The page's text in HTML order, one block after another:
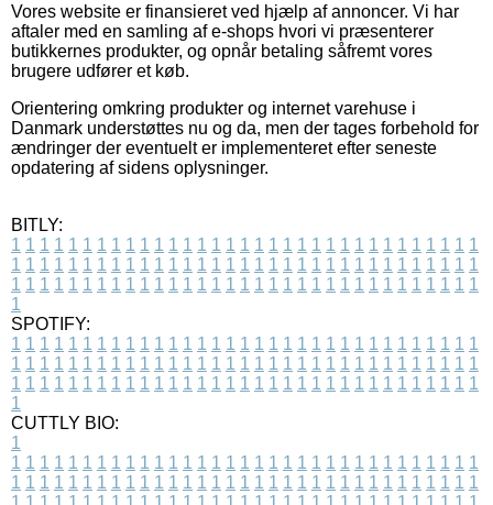
Vores website er finansieret ved hjælp af annoncer. Vi har
aftaler med en samling af e-shops hvori vi præsenterer
butikkernes produkter, og opnår betaling såfremt vores
brugere udfører et køb.
Orientering omkring produkter og internet varehuse i
Danmark understøttes nu og da, men der tages forbehold for
ændringer der eventuelt er implementeret efter seneste
opdatering af sidens oplysninger.
BITLY:
1 1 1 1 1 1 1 1 1 1 1 1 1 1 1 1 1 1 1 1 1 1 1 1 1 1 1 1 1 1 1 1 1
1 1 1 1 1 1 1 1 1 1 1 1 1 1 1 1 1 1 1 1 1 1 1 1 1 1 1 1 1 1 1 1 1
1 1 1 1 1 1 1 1 1 1 1 1 1 1 1 1 1 1 1 1 1 1 1 1 1 1 1 1 1 1 1 1 1
1
SPOTIFY:
1 1 1 1 1 1 1 1 1 1 1 1 1 1 1 1 1 1 1 1 1 1 1 1 1 1 1 1 1 1 1 1 1
1 1 1 1 1 1 1 1 1 1 1 1 1 1 1 1 1 1 1 1 1 1 1 1 1 1 1 1 1 1 1 1 1
1 1 1 1 1 1 1 1 1 1 1 1 1 1 1 1 1 1 1 1 1 1 1 1 1 1 1 1 1 1 1 1 1
1
CUTTLY BIO:
1
1 1 1 1 1 1 1 1 1 1 1 1 1 1 1 1 1 1 1 1 1 1 1 1 1 1 1 1 1 1 1 1 1
1 1 1 1 1 1 1 1 1 1 1 1 1 1 1 1 1 1 1 1 1 1 1 1 1 1 1 1 1 1 1 1 1